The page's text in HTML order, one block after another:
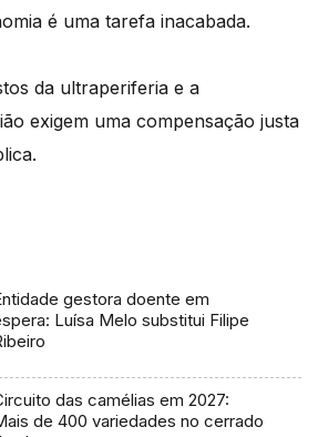
é uma tarefa inacabada.
da ultraperiferia e a
exigem uma compensação justa
gestora doente em
Luísa Melo substitui Filipe
das camélias em 2027:
de 400 variedades no cerrado